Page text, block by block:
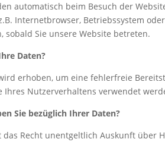
automatisch beim Besuch der
Internetbrowser, Betriebssystem
sobald Sie unsere Website betreten.
Daten?
erhoben, um eine fehlerfreie
Ihres Nutzerverhaltens verwendet
Sie bezüglich Ihrer Daten?
das Recht unentgeltlich Auskunft über